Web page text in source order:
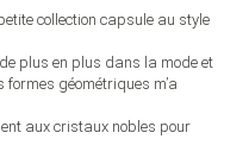
collection capsule au style
plus en plus dans la mode et
géométriques m’a
aux cristaux nobles pour